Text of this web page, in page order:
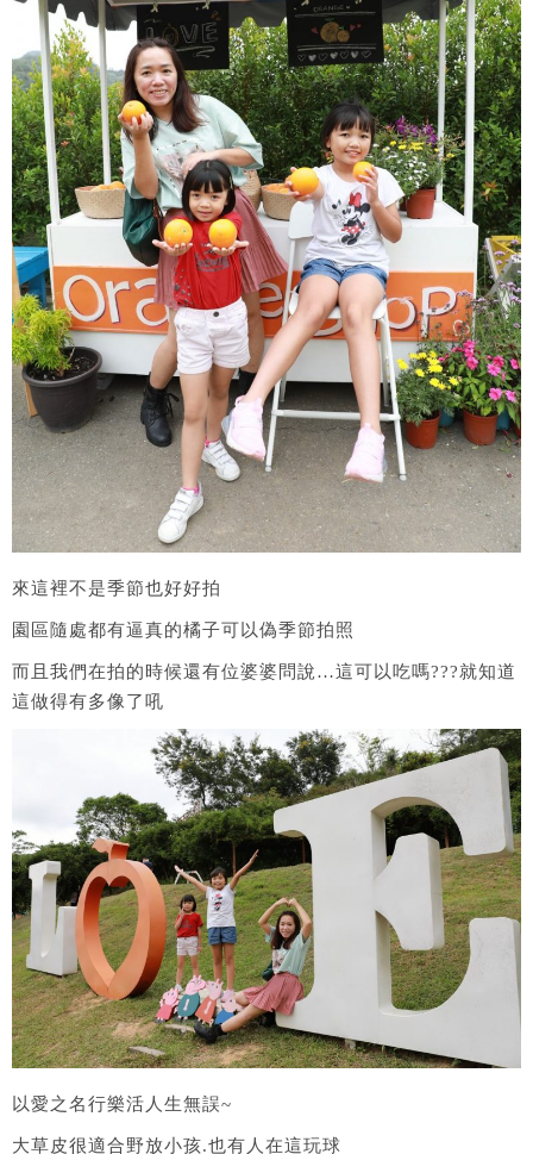
來這裡不是季節也好好拍
園區隨處都有逼真的橘子可以偽季節拍照
而且我們在拍的時候還有位婆婆問說…這可以吃嗎???就知道
這做得有多像了吼
以愛之名行樂活人生無誤~
大草皮很適合野放小孩.也有人在這玩球